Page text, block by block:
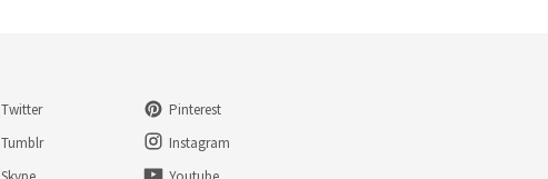
Twitter
Pinterest
Tumblr
Instagram